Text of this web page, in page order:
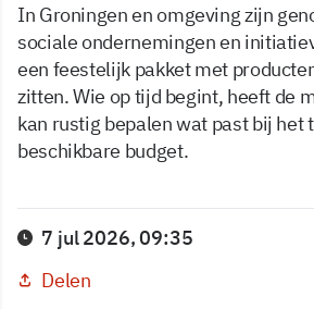
In Groningen en omgeving zijn
sociale ondernemingen en
een feestelijk pakket met
zitten. Wie op tijd begint, heeft de
kan rustig bepalen wat past bij het
beschikbare budget.
7 jul 2026, 09:35
Delen